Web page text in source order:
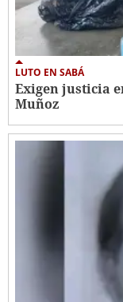
LUTO EN SABÁ
Exigen justicia
Muñoz